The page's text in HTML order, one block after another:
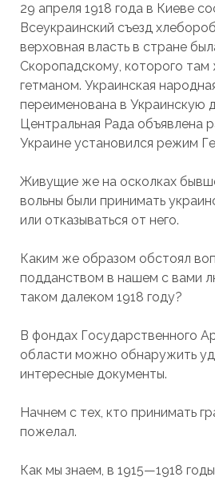
29 апреля 1918 года в Киеве
Всеукраинский съезд
верховная власть в стране
Скоропадскому, которого там
гетманом. Украинская
переименована в Украинскую
Центральная Рада объявлена
Украине установился режим
Живущие же на осколках
вольны были принимать
или отказываться от него.
Каким же образом обстоял
подданством в нашем с вами
таком далеком 1918 году?
В фондах Государственного
области можно обнаружить
интересные документы.
Начнем с тех, кто принимать
пожелал.
Как мы знаем, в 1915—1918